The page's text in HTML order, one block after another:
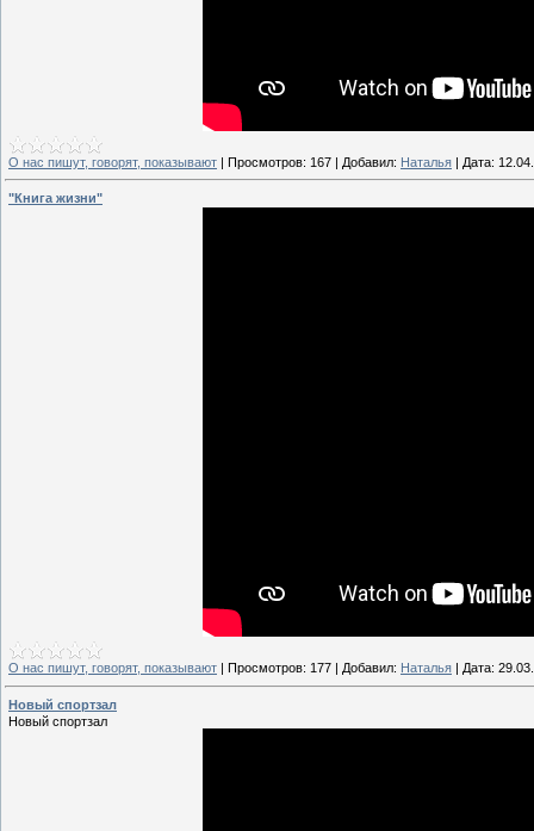
О нас пишут, говорят, показывают | Просмотров: 167 | Добавил: Наталья | Дата:
"Книга жизни"
О нас пишут, говорят, показывают Просмотров: 177 Добавил: Наталья Дата:
Новый спортзал
Новый спортзал